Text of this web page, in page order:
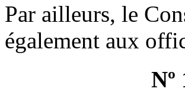
Par ailleurs, le
également aux